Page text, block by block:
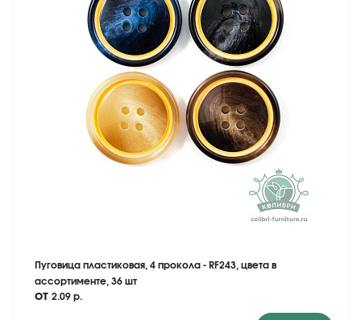
Пуговица пластиковая, 4 прокола - RF243, цвета в
ассортименте, 36 шт
от 2.09 р.